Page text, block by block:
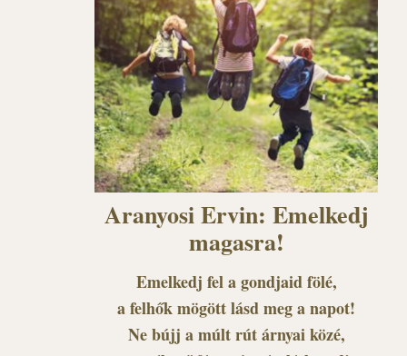
Aranyosi Ervin: Emelkedj
magasra!
Emelkedj fel a gondjaid fölé,
a felhők mögött lásd meg a napot!
Ne bújj a múlt rút árnyai közé,